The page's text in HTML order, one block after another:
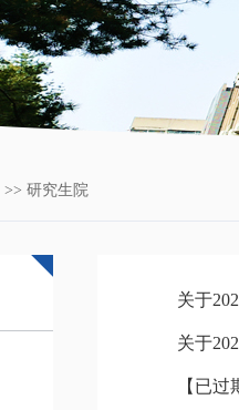
>> 研究生院
关于
关于